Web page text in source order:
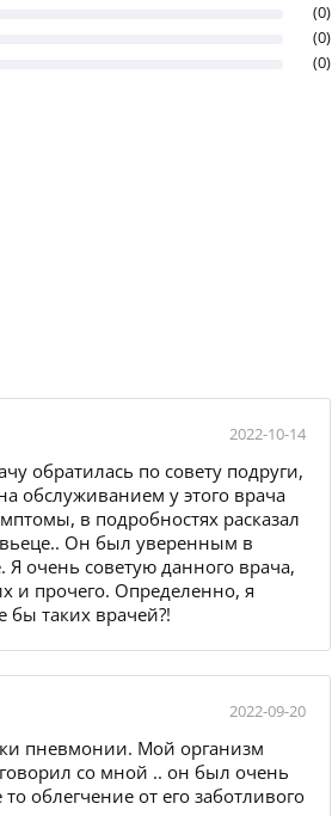
(0)
(0)
(0)
2022-10-14
обратилась по совету подруги,
обслуживанием у этого врача
в подробностях расказал
Он был уверенным в
очень советую данного врача,
и прочего. Определенно, я
таких врачей?!
2022-09-20
пневмонии. Мой организм
со мной .. он был очень
облегчение от его заботливого